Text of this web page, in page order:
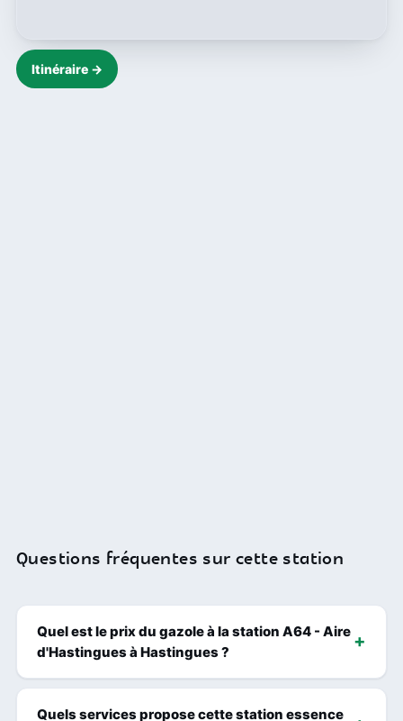
Itinéraire →
Questions fréquentes sur cette station
Quel est le prix du gazole à la station A64 - Aire
d'Hastingues à Hastingues ?
Quels services propose cette station essence